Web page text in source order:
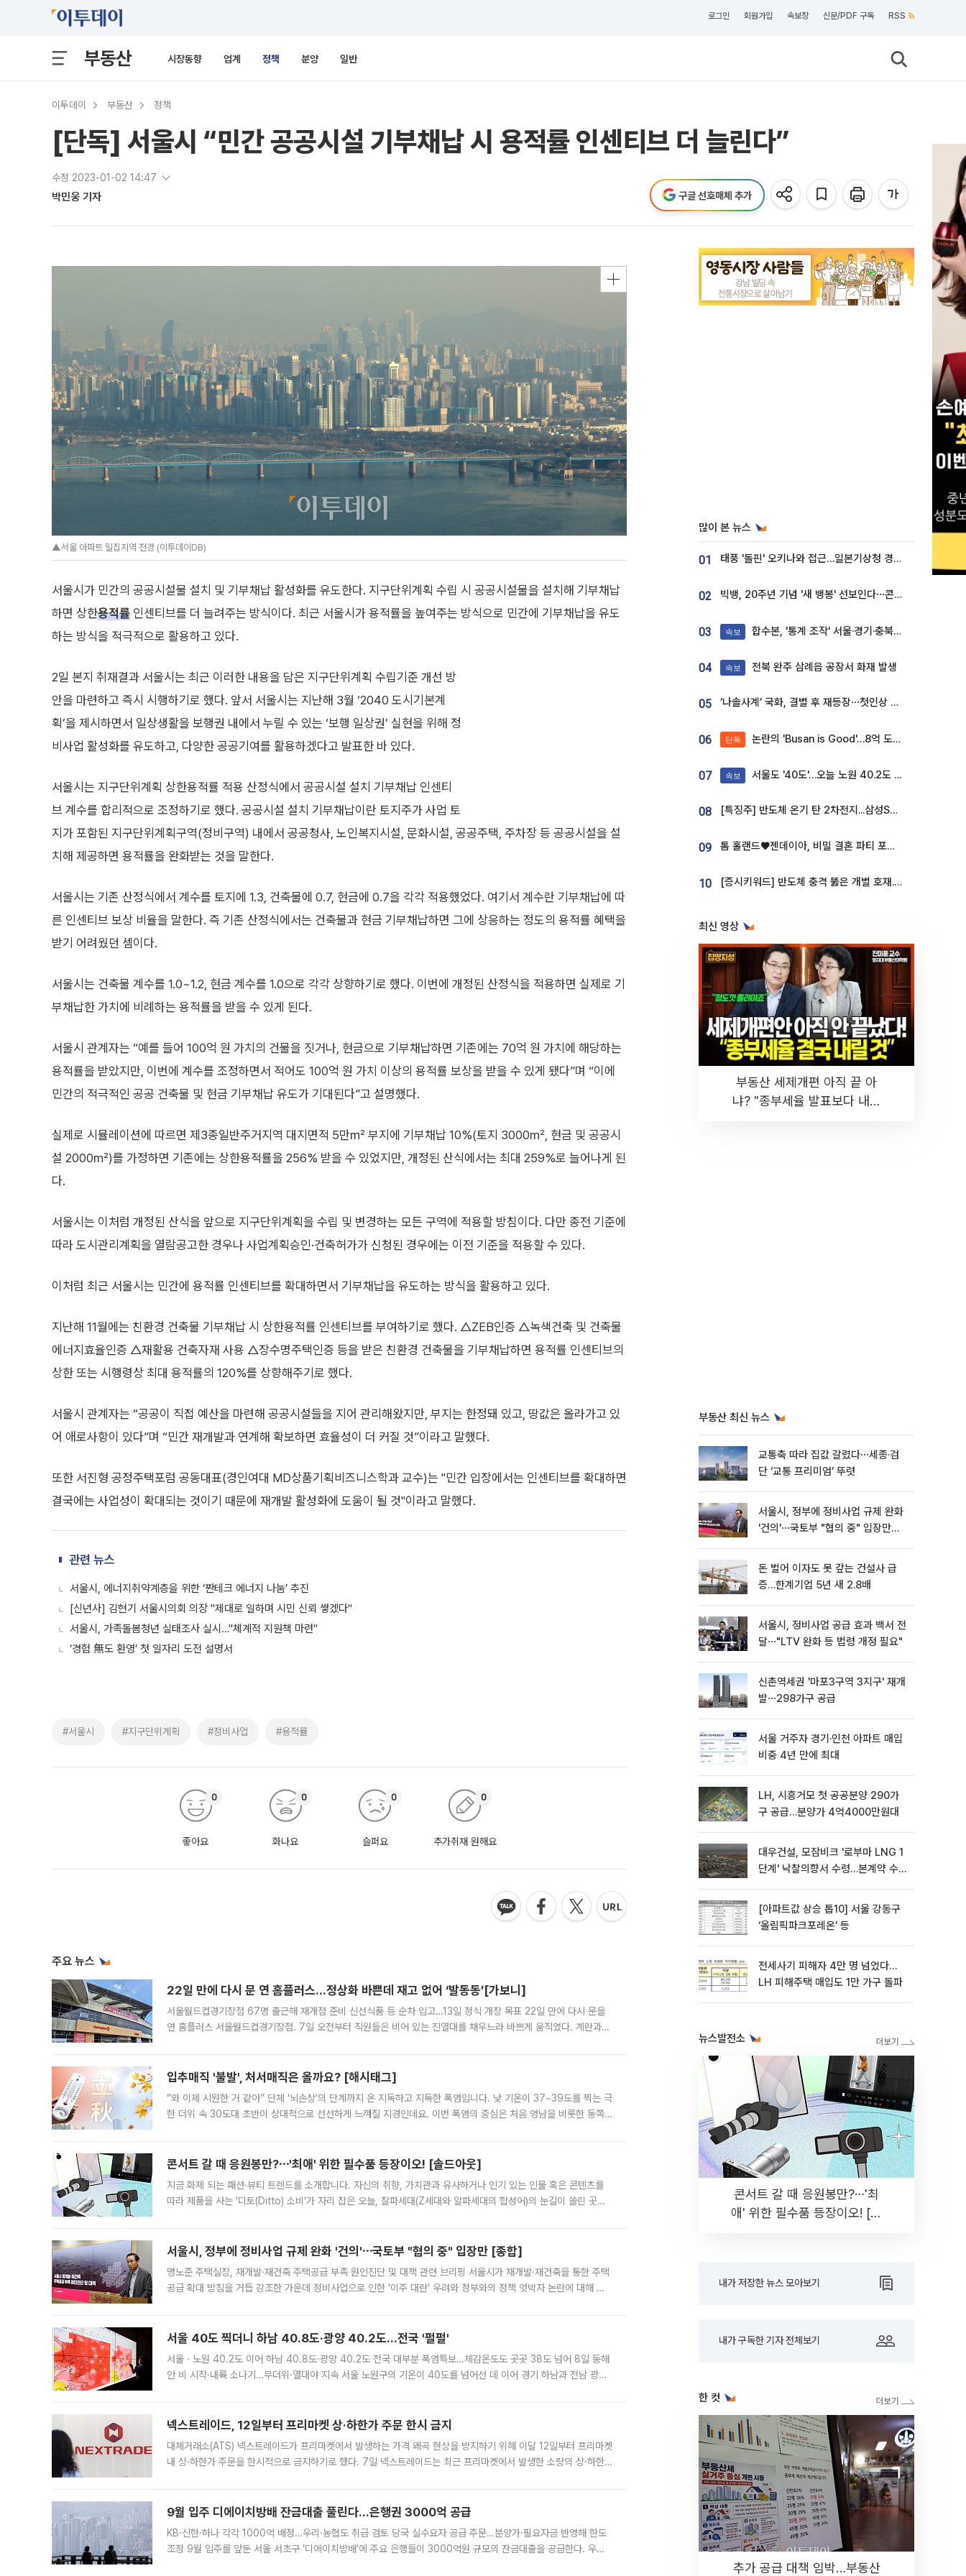
로그인 회원가입 속보창 신문/PDF 구독 RSS
부동산 시장동향 업계 정책 분양 일반
이투데이 부동산 정책
[단독] 서울시 “민간 공공시설 기부채납 시 용적률 인센티브 더 늘린다”
수정 2023-01-02 14:47
박민웅 기자 구글 선호매체 추가
▲서울 아파트 밀집지역 전경 (이투데이DB)
서울시가 민간의 공공시설물 설치 및 기부채납 활성화를 유도한다. 지구단위계획 수립 시 공공시설물을 설치해 기부채납
하면 상한용적률 인센티브를 더 늘려주는 방식이다. 최근 서울시가 용적률을 높여주는 방식으로 민간에 기부채납을 유도
하는 방식을 적극적으로 활용하고 있다.
2일 본지 취재결과 서울시는 최근 이러한 내용을 담은 지구단위계획 수립기준 개선 방
안을 마련하고 즉시 시행하기로 했다. 앞서 서울시는 지난해 3월 ‘2040 도시기본계
획’을 제시하면서 일상생활을 보행권 내에서 누릴 수 있는 ‘보행 일상권’ 실현을 위해 정
비사업 활성화를 유도하고, 다양한 공공기여를 활용하겠다고 발표한 바 있다.
서울시는 지구단위계획 상한용적률 적용 산정식에서 공공시설 설치 기부채납 인센티
브 계수를 합리적으로 조정하기로 했다. 공공시설 설치 기부채납이란 토지주가 사업 토
지가 포함된 지구단위계획구역(정비구역) 내에서 공공청사, 노인복지시설, 문화시설, 공공주택, 주차장 등 공공시설을 설
치해 제공하면 용적률을 완화받는 것을 말한다.
서울시는 기존 산정식에서 계수를 토지에 1.3, 건축물에 0.7, 현금에 0.7을 각각 적용했었다. 여기서 계수란 기부채납에 따
른 인센티브 보상 비율을 말한다. 즉 기존 산정식에서는 건축물과 현금 기부채납하면 그에 상응하는 정도의 용적률 혜택을
받기 어려웠던 셈이다.
서울시는 건축물 계수를 1.0~1.2, 현금 계수를 1.0으로 각각 상향하기로 했다. 이번에 개정된 산정식을 적용하면 실제로 기
부채납한 가치에 비례하는 용적률을 받을 수 있게 된다.
서울시 관계자는 “예를 들어 100억 원 가치의 건물을 짓거나, 현금으로 기부채납하면 기존에는 70억 원 가치에 해당하는
용적률을 받았지만, 이번에 계수를 조정하면서 적어도 100억 원 가치 이상의 용적률 보상을 받을 수 있게 됐다”며 “이에
민간의 적극적인 공공 건축물 및 현금 기부채납 유도가 기대된다”고 설명했다.
실제로 시뮬레이션에 따르면 제3종일반주거지역 대지면적 5만㎡ 부지에 기부채납 10%(토지 3000㎡, 현금 및 공공시
설 2000㎡)를 가정하면 기존에는 상한용적률을 256% 받을 수 있었지만, 개정된 산식에서는 최대 259%로 늘어나게 된
다.
서울시는 이처럼 개정된 산식을 앞으로 지구단위계획을 수립 및 변경하는 모든 구역에 적용할 방침이다. 다만 종전 기준에
따라 도시관리계획을 열람공고한 경우나 사업계획승인·건축허가가 신청된 경우에는 이전 기준을 적용할 수 있다.
이처럼 최근 서울시는 민간에 용적률 인센티브를 확대하면서 기부채납을 유도하는 방식을 활용하고 있다.
지난해 11월에는 친환경 건축물 기부채납 시 상한용적률 인센티브를 부여하기로 했다. △ZEB인증 △녹색건축 및 건축물
에너지효율인증 △재활용 건축자재 사용 △장수명주택인증 등을 받은 친환경 건축물을 기부채납하면 용적률 인센티브의
상한 또는 시행령상 최대 용적률의 120%를 상향해주기로 했다.
서울시 관계자는 “공공이 직접 예산을 마련해 공공시설들을 지어 관리해왔지만, 부지는 한정돼 있고, 땅값은 올라가고 있
어 애로사항이 있다”며 “민간 재개발과 연계해 확보하면 효율성이 더 커질 것”이라고 말했다.
또한 서진형 공정주택포럼 공동대표(경인여대 MD상품기획비즈니스학과 교수)는 "민간 입장에서는 인센티브를 확대하면
결국에는 사업성이 확대되는 것이기 때문에 재개발 활성화에 도움이 될 것"이라고 말했다.
관련 뉴스
서울시, 에너지취약계층을 위한 ‘짠테크 에너지 나눔’ 추진
[신년사] 김현기 서울시의회 의장 "제대로 일하며 시민 신뢰 쌓겠다"
서울시, 가족돌봄청년 실태조사 실시…"체계적 지원책 마련"
‘경험 無도 환영’ 첫 일자리 도전 설명서
#서울시 #지구단위계획 #정비사업 #용적률
좋아요
0
화나요
0
슬퍼요
0
추가취재 원해요
0
주요 뉴스
22일 만에 다시 문 연 홈플러스…정상화 바쁜데 재고 없어 ‘발동동’[가보니]
서울월드컵경기장점 67명 출근해 재개점 준비 신선식품 등 순차 입고…13일 정식 개장 목표 22일 만에 다시 문을
연 홈플러스 서울월드컵경기장점. 7일 오전부터 직원들은 비어 있는 진열대를 채우느라 바쁘게 움직였다. 계란과
입추매직 '불발', 처서매직은 올까요? [해시태그]
“와 이제 시원한 거 같아” 단체 ‘뇌손상’의 단계까지 온 지독하고 지독한 폭염입니다. 낮 기온이 37~39도를 찍는 극
한 더위 속 30도대 초반이 상대적으로 선선하게 느껴질 지경인데요. 이번 폭염의 중심은 처음 영남을 비롯한 동쪽
콘서트 갈 때 응원봉만?⋯'최애' 위한 필수품 등장이오! [솔드아웃]
지금 화제 되는 패션·뷰티 트렌드를 소개합니다. 자신의 취향, 가치관과 유사하거나 인기 있는 인물 혹은 콘텐츠를
따라 제품을 사는 '디토(Ditto) 소비'가 자리 잡은 오늘, 잘파세대(Z세대와 알파세대의 합성어)의 눈길이 쏠린 곳은
서울시, 정부에 정비사업 규제 완화 '건의'⋯국토부 "협의 중" 입장만 [종합]
명노준 주택실장, 재개발·재건축 주택공급 부족 원인진단 및 대책 관련 브리핑 서울시가 재개발·재건축을 통한 주택
공급 확대 방침을 거듭 강조한 가운데 정비사업으로 인한 '이주 대란' 우려와 정부와의 정책 엇박자 논란에 대해 정
서울 40도 찍더니 하남 40.8도·광양 40.2도…전국 '펄펄'
서울ㆍ노원 40.2도 이어 하남 40.8도·광양 40.2도 전국 대부분 폭염특보…체감온도도 곳곳 38도 넘어 8일 동해
안 비 시작·내륙 소나기…무더위·열대야 지속 서울 노원구의 기온이 40도를 넘어선 데 이어 경기 하남과 전남 광양
넥스트레이드, 12일부터 프리마켓 상·하한가 주문 한시 금지
대체거래소(ATS) 넥스트레이드가 프리마켓에서 발생하는 가격 왜곡 현상을 방지하기 위해 이달 12일부터 프리마켓
내 상·하한가 주문을 한시적으로 금지하기로 했다. 7일 넥스트레이드는 최근 프리마켓에서 발생한 소량의 상·하한
9월 입주 디에이치방배 잔금대출 풀린다…은행권 3000억 공급
KB·신한·하나 각각 1000억 배정…우리·농협도 취급 검토 당국 실수요자 공급 주문…분양가·필요자금 반영해 한도
조정 9월 입주를 앞둔 서울 서초구 ‘디에이치방배’에 주요 은행들이 3000억원 규모의 잔금대출을 공급한다. 우리
많이 본 뉴스
01 태풍 '돌핀' 오키나와 접근…일본기상청 경로 업데이트
02 빅뱅, 20주년 기념 '새 뱅봉' 선보인다⋯콘서트 앞두고 팝업 개최
03 속보 합수본, '통계 조작' 서울·경기·충북 선관위 등 추가 압수수색
04 속보 전북 완주 삼례읍 공장서 화재 발생
05 ‘나솔사계’ 국화, 결별 후 재등장⋯첫인상 투표 휩쓸고 ‘인기녀’ 등극
06 단독 논란의 'Busan is Good'…8억 도시브랜드, 용산 대통령실 CI 업체가 수행
07 속보 서울도 '40도'…오늘 노원 40.2도 기록
08 [특징주] 반도체 온기 탄 2차전지...삼성SDI, 장 초반 7% 넘게 껑충
09 톰 홀랜드♥젠데이아, 비밀 결혼 파티 포착⋯호텔 대관비만 9억
10 [증시키워드] 반도체 충격 뚫은 개별 호재...포스코퓨처엠·에코프로·한화솔루션 '눈길'
최신 영상
부동산 세제개편 아직 끝 아
냐? "종부세율 발표보다 내릴
부동산 최신 뉴스
교통축 따라 집값 갈렸다⋯세종·검
단 ‘교통 프리미엄’ 뚜렷
서울시, 정부에 정비사업 규제 완화
'건의'⋯국토부 "협의 중" 입장만
돈 벌어 이자도 못 갚는 건설사 급
증…한계기업 5년 새 2.8배
서울시, 정비사업 공급 효과 백서 전
달⋯"LTV 완화 등 법령 개정 필요"
신촌역세권 '마포3구역 3지구' 재개
발⋯298가구 공급
서울 거주자 경기·인천 아파트 매입
비중 4년 만에 최대
LH, 시흥거모 첫 공공분양 290가
구 공급…분양가 4억4000만원대
대우건설, 모잠비크 '로부마 LNG 1
단계' 낙찰의향서 수령…본계약 수
[아파트값 상승 톱10] 서울 강동구
‘올림픽파크포레온’ 등
전세사기 피해자 4만 명 넘었다…
LH 피해주택 매입도 1만 가구 돌파
뉴스발전소
콘서트 갈 때 응원봉만?⋯'최
애' 위한 필수품 등장이오! [솔
내가 저장한 뉴스 모아보기
내가 구독한 기자 전체보기
한 컷
추가 공급 대책 임박…부동산